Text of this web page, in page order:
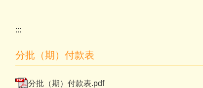
:::
分批（期）付款表
分批（期）付款表.pdf